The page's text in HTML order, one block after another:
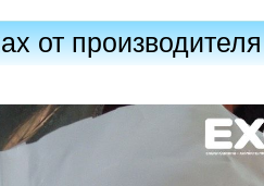
от производителя